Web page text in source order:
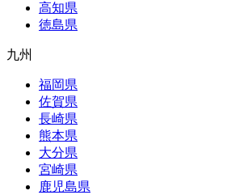
高知県
徳島県
九州
福岡県
佐賀県
長崎県
熊本県
大分県
宮崎県
鹿児島県